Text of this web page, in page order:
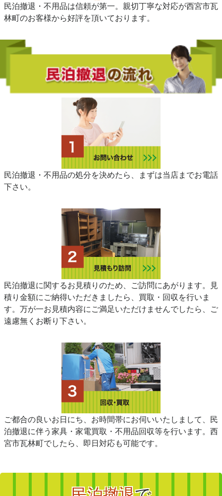
民泊撤退・不用品は信頼が第一。親切丁寧な対応が西宮市瓦
林町のお客様から好評を頂いております。
民泊撤退・不用品の処分を決めたら、まずは当店までお電話
下さい。
民泊撤退に関するお見積りのため、ご訪問にあがります。見
積り金額にご納得いただきましたら、買取・回収を行いま
す。万が一お見積内容にご満足いただけませんでしたら、ご
遠慮無くお断り下さい。
ご都合の良いお日にち、お時間帯にお伺いいたしまして、民
泊撤退に伴う家具・家電買取・不用品回収等を行います。西
宮市瓦林町でしたら、即日対応も可能です。